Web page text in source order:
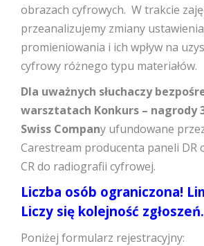
obrazach cyfrowych. W trakcie
przeanalizujemy zmiany
promieniowania i ich wpływ na
cyfrowy różnego typu materiałów.
Dla uważnych słuchaczy
warsztatach Konkurs – nagrody
Swiss Company ufundowane
Carestream producenta paneli DR
CR do radiografii cyfrowej.
Liczba osób ograniczona!
Liczy się kolejność zgłoszeń.
Poniżej formularz rejestracyjny: